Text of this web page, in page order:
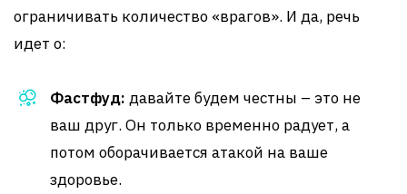
ограничивать количество «врагов». И да, речь
идет о:
Фастфуд: давайте будем честны – это не
ваш друг. Он только временно радует, а
потом оборачивается атакой на ваше
здоровье.